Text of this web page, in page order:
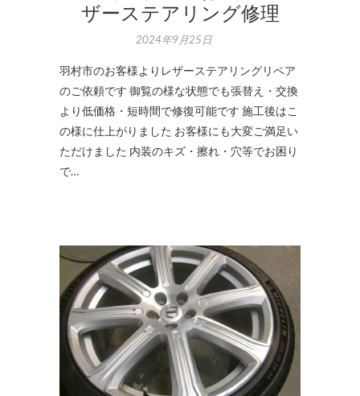
ザーステアリング修理
2024年9月25日
羽村市のお客様よりレザーステアリングリペア
のご依頼です 御覧の様な状態でも張替え・交換
より低価格・短時間で修復可能です 施工後はこ
の様に仕上がりました お客様にも大変ご満足い
ただけました 内装のキズ・擦れ・穴等でお困り
で…